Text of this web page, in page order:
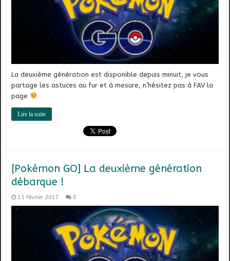
La deuxième génération est disponible depuis minuit, je vous
partage les astuces au fur et à mesure, n’hésitez pas à FAV la
page
Lire la suite
[Pokémon GO] La deuxième génération
débarque !
15 février 2017 0